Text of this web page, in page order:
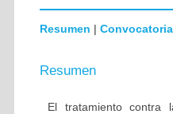
Resumen | Convocatoria
Resumen
El tratamiento contra